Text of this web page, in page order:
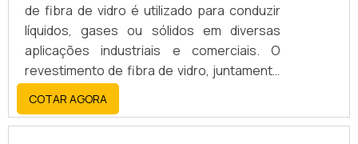
de fibra de vidro é utilizado para conduzir
líquidos, gases ou sólidos em diversas
aplicações industriais e comerciais. O
revestimento de fibra de vidro, juntamente
com o aço inoxidável, oferece alta
resistência, durabilidade, flexibilidade e
resistência a altas temperaturas, corrosão
COTAR AGORA